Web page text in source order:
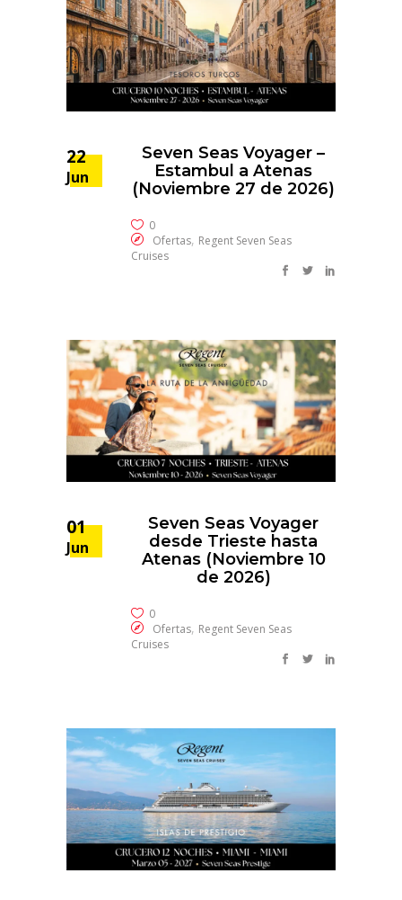
22
Jun
Seven Seas Voyager –
Estambul a Atenas
(Noviembre 27 de 2026)
0
Ofertas, Regent Seven Seas
Cruises
01
Jun
Seven Seas Voyager
desde Trieste hasta
Atenas (Noviembre 10
de 2026)
0
Ofertas, Regent Seven Seas
Cruises